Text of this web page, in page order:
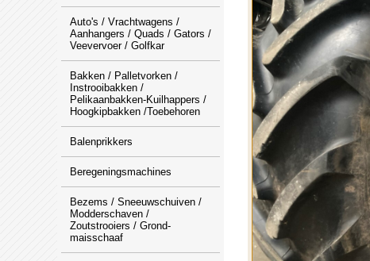
Auto's / Vrachtwagens /
Aanhangers / Quads / Gators /
Veevervoer / Golfkar
Bakken / Palletvorken /
Instrooibakken /
Pelikaanbakken-Kuilhappers /
Hoogkipbakken /Toebehoren
Balenprikkers
Beregeningsmachines
Bezems / Sneeuwschuiven /
Modderschaven /
Zoutstrooiers / Grond-
maisschaaf